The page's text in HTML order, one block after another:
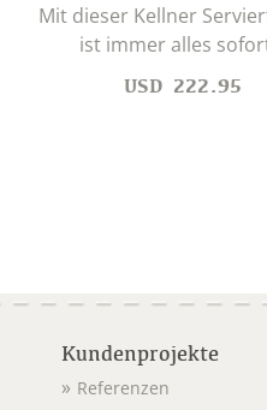
Mit dieser Kellner
ist immer alles
USD 222.95
Kundenprojekte
Referenzen